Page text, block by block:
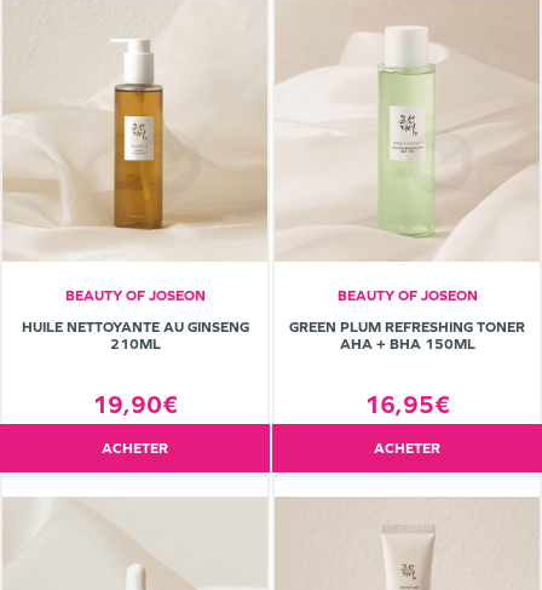
BEAUTY OF JOSEON
HUILE NETTOYANTE AU GINSENG
210ML
19,90€
ACHETER
BEAUTY OF JOSEON
GREEN PLUM REFRESHING TONER
AHA + BHA 150ML
16,95€
ACHETER